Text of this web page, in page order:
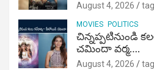
August 4, 2026
MOVIES POLITICS
చిన్నప్పటినుండి
చమిందా వర్మ….
August 4, 2026